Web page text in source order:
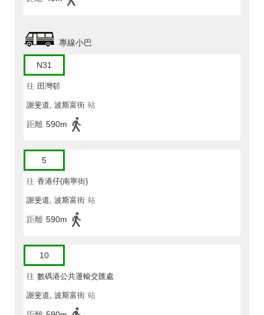
專線小巴
N31
往 田灣邨
謝斐道, 波斯富街 站
距離 590m
5
往 香港仔(南寧街)
謝斐道, 波斯富街 站
距離 590m
10
往 數碼港公共運輸交匯處
謝斐道, 波斯富街 站